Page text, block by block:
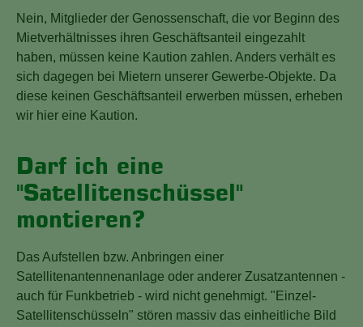
Nein, Mitglieder der Genossenschaft, die vor Beginn des
Mietverhältnisses ihren Geschäftsanteil eingezahlt
haben, müssen keine Kaution zahlen. Anders verhält es
sich dagegen bei Mietern unserer Gewerbe-Objekte. Da
diese keinen Geschäftsanteil erwerben müssen, erheben
wir hier eine Kaution.
Darf ich eine
"Satellitenschüssel"
montieren?
Das Aufstellen bzw. Anbringen einer
Satellitenantennenanlage oder anderer Zusatzantennen -
auch für Funkbetrieb - wird nicht genehmigt. "Einzel-
Satellitenschüsseln" stören massiv das einheitliche Bild